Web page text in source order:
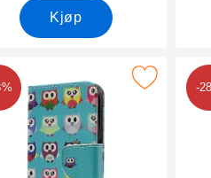
Kjøp
som favoritt
designwallet iPhone 13 Mini
-